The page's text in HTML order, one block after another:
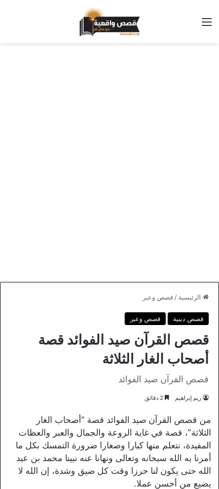
القائمة
الرئيسية / قصص وعبر
قصص دينية قصص وعبر
قصص القرآن صيد الفوائد قصة
أصحاب الغار الثلاثة
قصص القرآن صيد الفوائد
ريم إبراهيم
من قصص القرآن صيد الفوائد قصة “أصحاب الغار
الثلاثة”، قصة في غاية الروعة والجمال والعبر والعظات
المفيدة، نتعلم منها كبارا وصغارا ضرورة التمسك بكل ما
أمرنا به الله سبحانه وتعالى ونهانا عنه نبينا محمد بن عبد
الله حتى يكون لنا حرزا وقت كل ضيق وشدة، إن الله لا
يضيع من أحسن عملا.